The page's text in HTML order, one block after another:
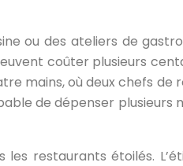
ou des ateliers de
coûter plusieurs
mains, où deux chefs
de dépenser plusieurs
restaurants étoilés.